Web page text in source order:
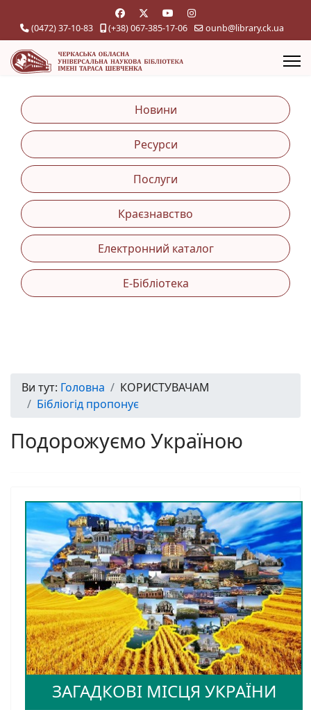
(0472) 37-10-83 (+38) 067-385-17-06 ounb@library.ck.ua
Новини
Ресурси
Послуги
Краєзнавство
Електронний каталог
Е-Бібліотека
Ви тут: Головна
КОРИСТУВАЧАМ
Бібліогід пропонує
Подорожуємо Україною
ЗАГАДКОВІ МІСЦЯ УКРАЇНИ